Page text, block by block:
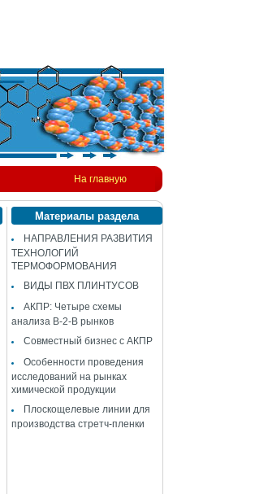
На главную
Материалы раздела
НАПРАВЛЕНИЯ РАЗВИТИЯ
ТЕХНОЛОГИЙ
ТЕРМОФОРМОВАНИЯ
ВИДЫ ПВХ ПЛИНТУСОВ
АКПР: Четыре схемы
анализа B-2-B рынков
Совместный бизнес с АКПР
Особенности проведения
исследований на рынках
химической продукции
Плоскощелевые линии для
производства стретч-пленки